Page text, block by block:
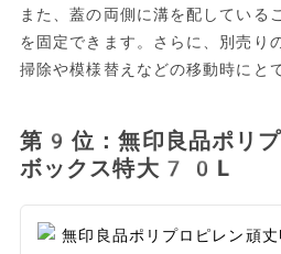
また、蓋の両側に溝を配している
を固定できます。さらに、別売り
掃除や模様替えなどの移動時にと
第9位：無印良品ポリ
ボックス特大70L